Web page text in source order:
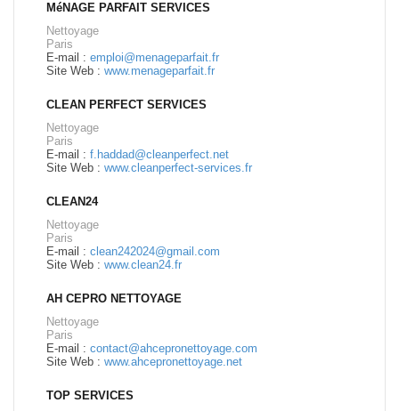
MéNAGE PARFAIT SERVICES
Nettoyage
Paris
E-mail : emploi@menageparfait.fr
Site Web : www.menageparfait.fr
CLEAN PERFECT SERVICES
Nettoyage
Paris
E-mail : f.haddad@cleanperfect.net
Site Web : www.cleanperfect-services.fr
CLEAN24
Nettoyage
Paris
E-mail : clean242024@gmail.com
Site Web : www.clean24.fr
AH CEPRO NETTOYAGE
Nettoyage
Paris
E-mail : contact@ahcepronettoyage.com
Site Web : www.ahcepronettoyage.net
TOP SERVICES